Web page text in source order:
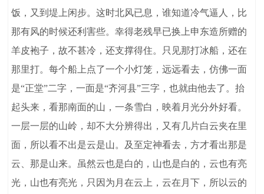
饭，又到堤上闲步。这时北风已息，谁知道冷气逼人，比
那有风的时候还利害些。幸得老残早已换上申东造所赠的
羊皮袍子，故不甚冷，还支撑得住。只见那打冰船，还在
那里打。每个船上点了一个小灯笼，远远看去，仿佛一面
是“正堂”二字，一面是“齐河县”三字，也就由他去了。抬
起头来，看那南面的山，一条雪白，映着月光分外好看。
一层一层的山岭，却不大分辨得出，又有几片白云夹在里
面，所以看不出是云是山。及至定神看去，方才看出那是
云、那是山来。虽然云也是白的，山也是白的，云也有亮
光，山也有亮光，只因为月在云上，云在月下，所以云的